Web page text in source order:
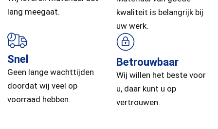
lang meegaat.
kwaliteit is belangrijk bij
uw werk.
Snel
Geen lange wachttijden
doordat wij veel op
voorraad hebben.
Betrouwbaar
Wij willen het beste voor
u, daar kunt u op
vertrouwen.